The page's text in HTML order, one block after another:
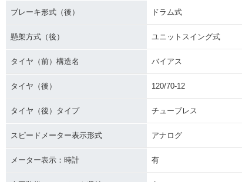
ブレーキ形式（後） ドラム式
懸架方式（後） ユニットスイング式
タイヤ（前）構造名 バイアス
タイヤ（後） 120/70-12
タイヤ（後）タイプ チューブレス
スピードメーター表示形式 アナログ
メーター表示：時計 有